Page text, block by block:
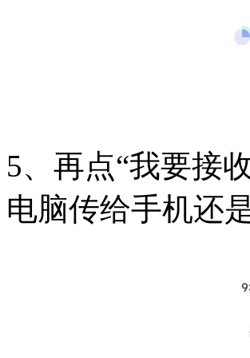
5、再点“我要接
电脑传给手机还